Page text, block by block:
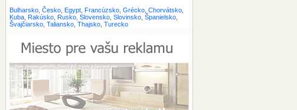
Bulharsko Česko Egypt Francúzsko Grécko Chorvátsko
Kuba Rakúsko Rusko Slovensko Slovinsko Španielsko
Švajčiarsko Taliansko Thajsko Turecko